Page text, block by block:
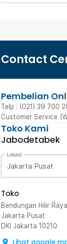
Contact
Pembelian
Telp : (021) 39 700
Customer Service
Toko Kami
Jabodetabek
Lokasi
Jakarta Pusat
Toko
Bendungan Hilir
Jakarta Pusat
DKI Jakarta 10210
Lihat google